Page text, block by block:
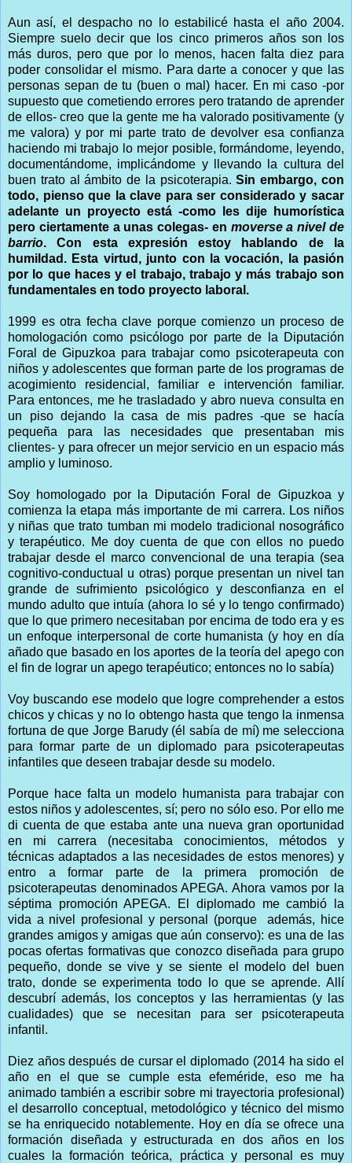
Aun así, el despacho no lo estabilicé hasta el año 2004.
Siempre suelo decir que los cinco primeros años son los
más duros, pero que por lo menos, hacen falta diez para
poder consolidar el mismo. Para darte a conocer y que las
personas sepan de tu (buen o mal) hacer. En mi caso -por
supuesto que cometiendo errores pero tratando de aprender
de ellos- creo que la gente me ha valorado positivamente (y
me valora) y por mi parte trato de devolver esa confianza
haciendo mi trabajo lo mejor posible, formándome, leyendo,
documentándome, implicándome y llevando la cultura del
buen trato al ámbito de la psicoterapia.Sin embargo, con
todo, pienso que la clave para ser considerado y sacar
adelante un proyecto está -como les dije humorística
pero ciertamente a unas colegas- en moverse a nivel de
barrio. Con esta expresión estoy hablando de la
humildad. Esta virtud, junto con la vocación, la pasión
por lo que haces y el trabajo, trabajo y más trabajo son
fundamentales en todo proyecto laboral.
1999 es otra fecha clave porque comienzo un proceso de
homologación como psicólogo por parte de la Diputación
Foral de Gipuzkoa para trabajar como psicoterapeuta con
niños y adolescentes que forman parte de los programas de
acogimiento residencial, familiar e intervención familiar.
Para entonces, me he trasladado y abro nueva consulta en
un piso dejando la casa de mis padres -que se hacía
pequeña para las necesidades que presentaban mis
clientes- y para ofrecer un mejor servicio en un espacio más
amplio y luminoso.
Soy homologado por la Diputación Foral de Gipuzkoa y
comienza la etapa más importante de mi carrera. Los niños
y niñas que trato tumban mi modelo tradicional nosográfico
y terapéutico. Me doy cuenta de que con ellos no puedo
trabajar desde el marco convencional de una terapia (sea
cognitivo-conductual u otras) porque presentan un nivel tan
grande de sufrimiento psicológico y desconfianza en el
mundo adulto que intuía (ahora lo sé y lo tengo confirmado)
que lo que primero necesitaban por encima de todo era y es
un enfoque interpersonal de corte humanista (y hoy en día
añado que basado en los aportes de la teoría del apego con
el fin de lograr un apego terapéutico; entonces no lo sabía)
Voy buscando ese modelo que logre comprehender a estos
chicos y chicas y no lo obtengo hasta que tengo la inmensa
fortuna de que Jorge Barudy (él sabía de mí) me selecciona
para formar parte de un diplomado para psicoterapeutas
infantiles que deseen trabajar desde su modelo.
Porque hace falta un modelo humanista para trabajar con
estos niños y adolescentes, sí; pero no sólo eso. Por ello me
di cuenta de que estaba ante una nueva gran oportunidad
en mi carrera (necesitaba conocimientos, métodos y
técnicas adaptados a las necesidades de estos menores) y
entro a formar parte de la primera promoción de
psicoterapeutas denominados APEGA. Ahora vamos por la
séptima promoción APEGA. El diplomado me cambió la
vida a nivel profesional y personal (porque además, hice
grandes amigos y amigas que aún conservo): es una de las
pocas ofertas formativas que conozco diseñada para grupo
pequeño, donde se vive y se siente el modelo del buen
trato, donde se experimenta todo lo que se aprende. Allí
descubrí además, los conceptos y las herramientas (y las
cualidades) que se necesitan para ser psicoterapeuta
infantil.
Diez años después de cursar el diplomado (2014 ha sido el
año en el que se cumple esta efeméride, eso me ha
animado también a escribir sobre mi trayectoria profesional)
el desarrollo conceptual, metodológico y técnico del mismo
se ha enriquecido notablemente. Hoy en día se ofrece una
formación diseñada y estructurada en dos años en los
cuales la formación teórica, práctica y personal es muy